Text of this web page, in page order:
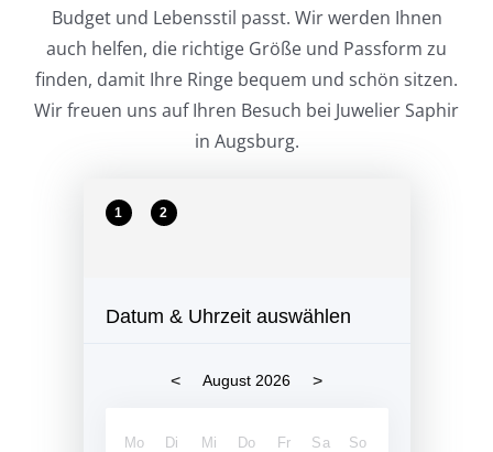
Budget und Lebensstil passt. Wir werden Ihnen
auch helfen, die richtige Größe und Passform zu
finden, damit Ihre Ringe bequem und schön sitzen.
Wir freuen uns auf Ihren Besuch bei Juwelier Saphir
in Augsburg.
1 2
Datum & Uhrzeit auswählen
< August 2026 >
Mo Di Mi Do Fr Sa So